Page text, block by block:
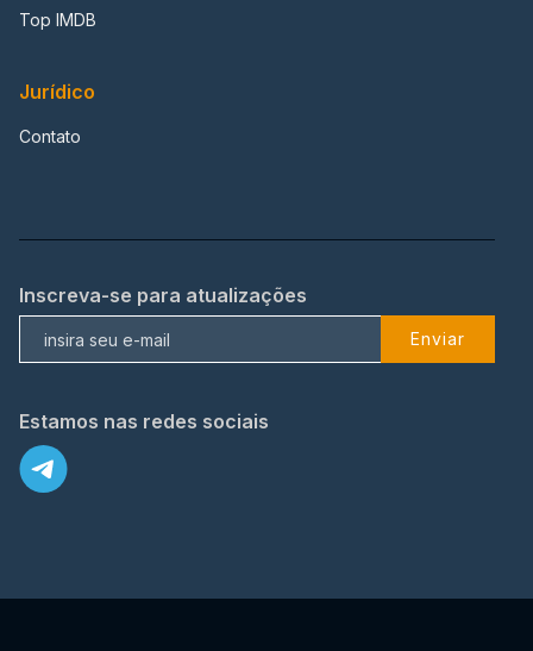
Top IMDB
Jurídico
Contato
Inscreva-se para atualizações
Enviar
Estamos nas redes sociais